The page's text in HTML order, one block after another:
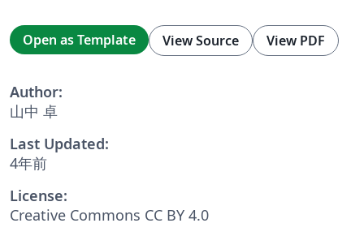
Open as Template View Source View PDF
Author:
山中 卓
Last Updated:
4年前
License:
Creative Commons CC BY 4.0